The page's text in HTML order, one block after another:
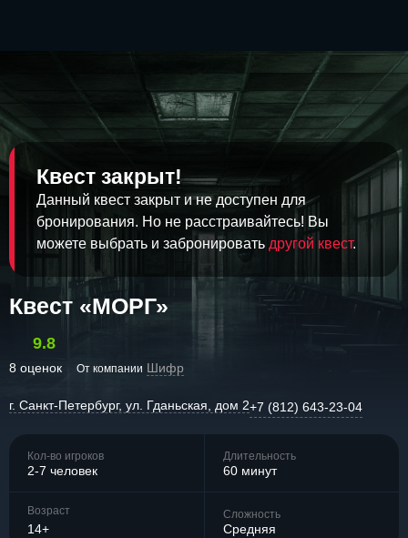
Квест закрыт!
Данный квест закрыт и не доступен для
бронирования. Но не расстраивайтесь! Вы
можете выбрать и забронировать другой квест.
Квест «МОРГ»
9.8
8 оценок От компании Шифр
г. Санкт-Петербург, ул. Гданьская, дом 2+7 (812) 643-23-04
Кол-во игроков
2-7 человек
Длительность
60 минут
Возраст
14+
Сложность
Средняя